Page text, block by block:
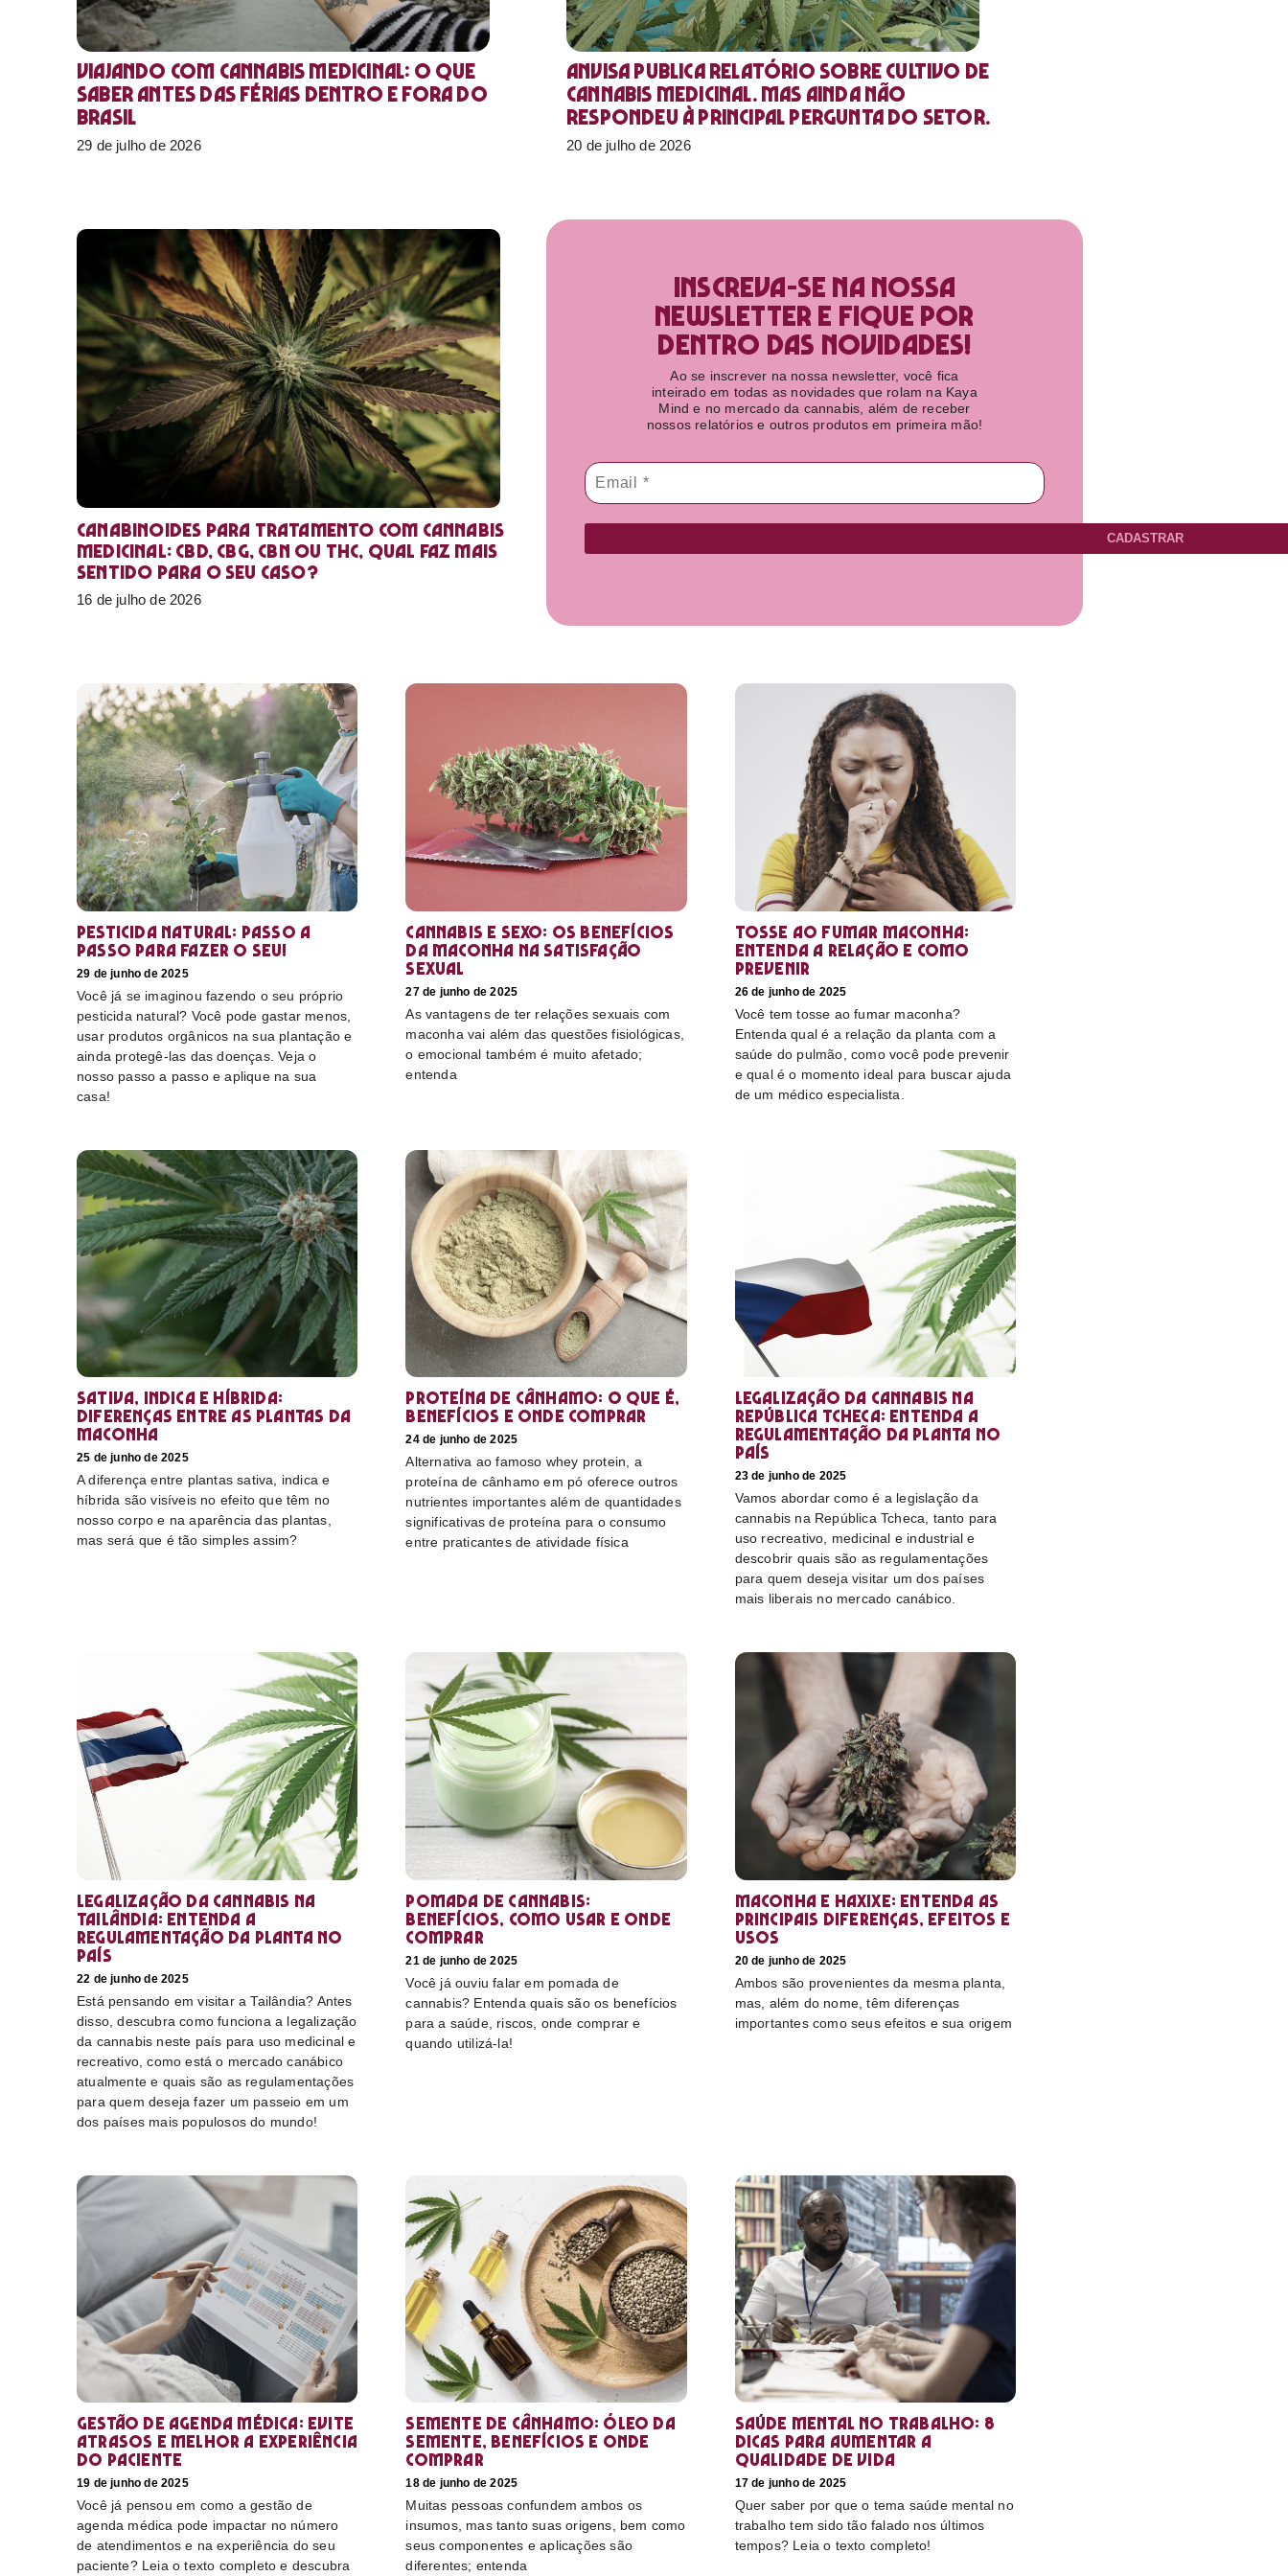
Viajando com cannabis medicinal: o que
saber antes das férias dentro e fora do
Brasil
29 de julho de 2026
Anvisa publica relatório sobre cultivo de
Cannabis medicinal. Mas ainda não
respondeu à principal pergunta do setor.
20 de julho de 2026
Canabinoides para tratamento com cannabis
medicinal: CBD, CBG, CBN ou THC, qual faz mais
sentido para o seu caso?
16 de julho de 2026
Inscreva-se na nossa
newsletter e fique por
dentro das novidades!​
Ao se inscrever na nossa newsletter, você fica
inteirado em todas as novidades que rolam na Kaya
Mind e no mercado da cannabis, além de receber
nossos relatórios e outros produtos em primeira mão!
CADASTRAR
Pesticida natural: Passo a
passo para fazer o seu!
29 de junho de 2025
Você já se imaginou fazendo o seu próprio
pesticida natural? Você pode gastar menos,
usar produtos orgânicos na sua plantação e
ainda protegê-las das doenças. Veja o
nosso passo a passo e aplique na sua
casa!
Cannabis e sexo: os benefícios
da maconha na satisfação
sexual
27 de junho de 2025
As vantagens de ter relações sexuais com
maconha vai além das questões fisiológicas,
o emocional também é muito afetado;
entenda
Tosse ao fumar maconha:
Entenda a relação e como
prevenir
26 de junho de 2025
Você tem tosse ao fumar maconha?
Entenda qual é a relação da planta com a
saúde do pulmão, como você pode prevenir
e qual é o momento ideal para buscar ajuda
de um médico especialista.
Sativa, Indica e Híbrida:
diferenças entre as plantas da
maconha
25 de junho de 2025
A diferença entre plantas sativa, indica e
híbrida são visíveis no efeito que têm no
nosso corpo e na aparência das plantas,
mas será que é tão simples assim?
Proteína de cânhamo: o que é,
benefícios e onde comprar
24 de junho de 2025
Alternativa ao famoso whey protein, a
proteína de cânhamo em pó oferece outros
nutrientes importantes além de quantidades
significativas de proteína para o consumo
entre praticantes de atividade física
Legalização da cannabis na
República Tcheca: entenda a
regulamentação da planta no
país
23 de junho de 2025
Vamos abordar como é a legislação da
cannabis na República Tcheca, tanto para
uso recreativo, medicinal e industrial e
descobrir quais são as regulamentações
para quem deseja visitar um dos países
mais liberais no mercado canábico.
Legalização da cannabis na
Tailândia: Entenda a
regulamentação da planta no
país
22 de junho de 2025
Está pensando em visitar a Tailândia? Antes
disso, descubra como funciona a legalização
da cannabis neste país para uso medicinal e
recreativo, como está o mercado canábico
atualmente e quais são as regulamentações
para quem deseja fazer um passeio em um
dos países mais populosos do mundo!
Pomada de cannabis:
Benefícios, como usar e onde
comprar
21 de junho de 2025
Você já ouviu falar em pomada de
cannabis? Entenda quais são os benefícios
para a saúde, riscos, onde comprar e
quando utilizá-la!
Maconha e haxixe: entenda as
principais diferenças, efeitos e
usos
20 de junho de 2025
Ambos são provenientes da mesma planta,
mas, além do nome, têm diferenças
importantes como seus efeitos e sua origem
Gestão de agenda médica: Evite
atrasos e melhor a experiência
do paciente
19 de junho de 2025
Você já pensou em como a gestão de
agenda médica pode impactar no número
de atendimentos e na experiência do seu
paciente? Leia o texto completo e descubra
Semente de cânhamo: óleo da
semente, benefícios e onde
comprar
18 de junho de 2025
Muitas pessoas confundem ambos os
insumos, mas tanto suas origens, bem como
seus componentes e aplicações são
diferentes; entenda
Saúde mental no trabalho: 8
dicas para aumentar a
qualidade de vida
17 de junho de 2025
Quer saber por que o tema saúde mental no
trabalho tem sido tão falado nos últimos
tempos? Leia o texto completo!